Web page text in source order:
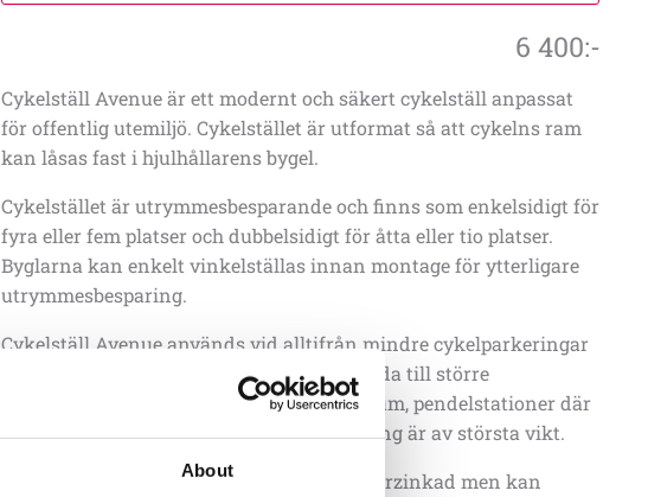
About
6 400:-
Cykelställ Avenue är ett modernt och säkert cykelställ anpassat
för offentlig utemiljö. Cykelstället är utformat så att cykelns ram
kan låsas fast i hjulhållarens bygel.
Cykelstället är utrymmesbesparande och finns som enkelsidigt för
fyra eller fem platser och dubbelsidigt för åtta eller tio platser.
Byglarna kan enkelt vinkelställas innan montage för ytterligare
utrymmesbesparing.
Cykelställ Avenue används vid alltifrån mindre cykelparkeringar
utanför företag som vill ha ordning och reda till större
parkeringar som vid skolgårdar, köpcentrum, pendelstationer där
säkerhet, hållbarhet och utrymmesbesparing är av största vikt.
Enkelsidigt 4 platser. Standardfärg varmförzinkad men kan